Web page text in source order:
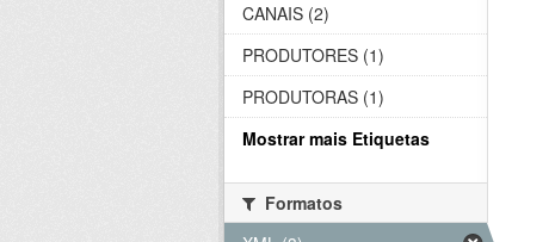
CANAIS (2)
PRODUTORES (1)
PRODUTORAS (1)
Mostrar mais Etiquetas
Formatos